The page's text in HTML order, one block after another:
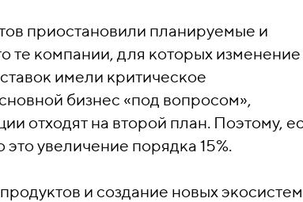
приостановили планируемые и
те компании, для которых изменение
имели критическое
бизнес «под вопросом»,
отходят на второй план. Поэтому,
увеличение порядка 15%.
и создание новых экосистем